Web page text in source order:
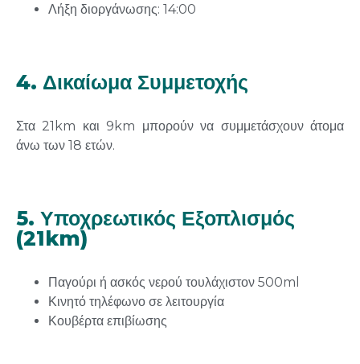
Λήξη διοργάνωσης: 14:00
4. Δικαίωμα Συμμετοχής
Στα 21km και 9km μπορούν να συμμετάσχουν άτομα
άνω των 18 ετών.
5. Υποχρεωτικός Εξοπλισμός
(21km)
Παγούρι ή ασκός νερού τουλάχιστον 500ml
Κινητό τηλέφωνο σε λειτουργία
Κουβέρτα επιβίωσης